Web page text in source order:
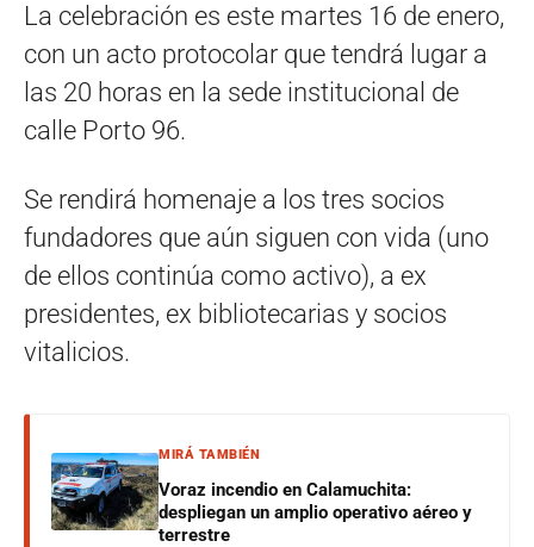
La celebración es este martes 16 de enero,
con un acto protocolar que tendrá lugar a
las 20 horas en la sede institucional de
calle Porto 96.
Se rendirá homenaje a los tres socios
fundadores que aún siguen con vida (uno
de ellos continúa como activo), a ex
presidentes, ex bibliotecarias y socios
vitalicios.
MIRÁ TAMBIÉN
Voraz incendio en Calamuchita:
despliegan un amplio operativo aéreo y
terrestre